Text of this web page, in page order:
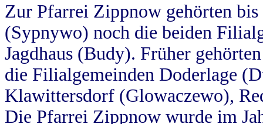
Zur Pfarrei Zippnow gehörten
(Sypnywo) noch die beiden
Jagdhaus (Budy). Früher
die Filialgemeinden Doderlage
Klawittersdorf (Glowaczewo),
Die Pfarrei Zippnow wurde im